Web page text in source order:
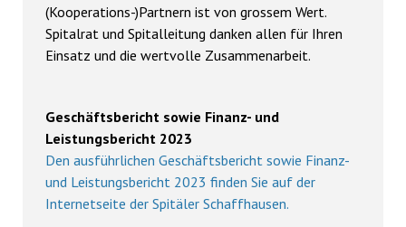
(Kooperations-)Partnern ist von grossem Wert.
Spitalrat und Spitalleitung danken allen für Ihren
Einsatz und die wertvolle Zusammenarbeit.
Geschäftsbericht sowie Finanz- und
Leistungsbericht 2023
Den ausführlichen Geschäftsbericht sowie Finanz-
und Leistungsbericht 2023 finden Sie auf der
Internetseite der Spitäler Schaffhausen.